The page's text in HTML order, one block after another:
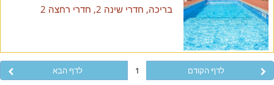
בריכה, חדרי שינה 2, חדרי רחצה 2
לדף הקודם 1 לדף הבא